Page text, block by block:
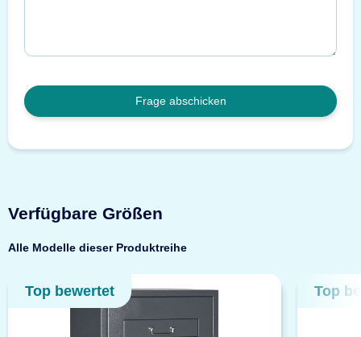
Frage abschicken
Verfügbare Größen
Alle Modelle dieser Produktreihe
Top bewertet Top